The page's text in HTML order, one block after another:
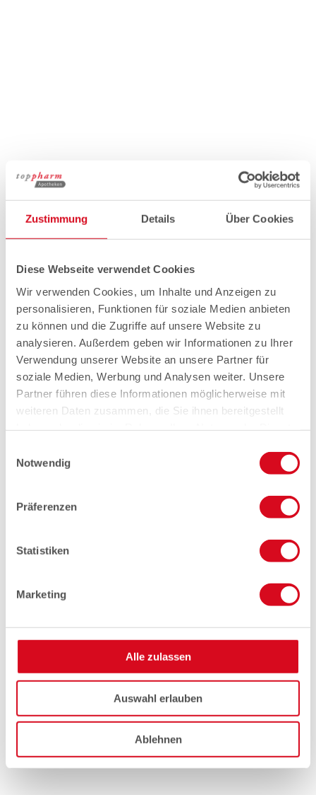
Zustimmung Details Über Cookies
Diese Webseite verwendet Cookies
Wir verwenden Cookies, um Inhalte und Anzeigen zu
personalisieren, Funktionen für soziale Medien anbieten
zu können und die Zugriffe auf unsere Website zu
analysieren. Außerdem geben wir Informationen zu Ihrer
Verwendung unserer Website an unsere Partner für
soziale Medien, Werbung und Analysen weiter. Unsere
Partner führen diese Informationen möglicherweise mit
weiteren Daten zusammen, die Sie ihnen bereitgestellt
Notwendig
Präferenzen
Statistiken
Marketing
Alle zulassen
Auswahl erlauben
Ablehnen